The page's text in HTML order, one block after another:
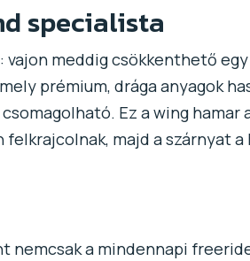
specialista
meddig csökkenthető
prémium, drága anyagok
Ez a wing
majd a szárnyat
nemcsak a mindennapi